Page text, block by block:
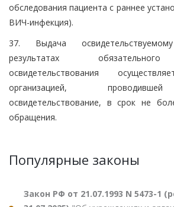
обследования пациента с раннее
ВИЧ-инфекция).
37. Выдача
результатах
освидетельствования
организацией,
освидетельствование, в срок не
обращения.
Популярные законы
Закон РФ от 21.07.1993 N 5473-1